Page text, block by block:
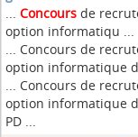
... Concours de
option informatiqu ...
... Concours de
option informatique
... Concours de
option informatique
PD ...